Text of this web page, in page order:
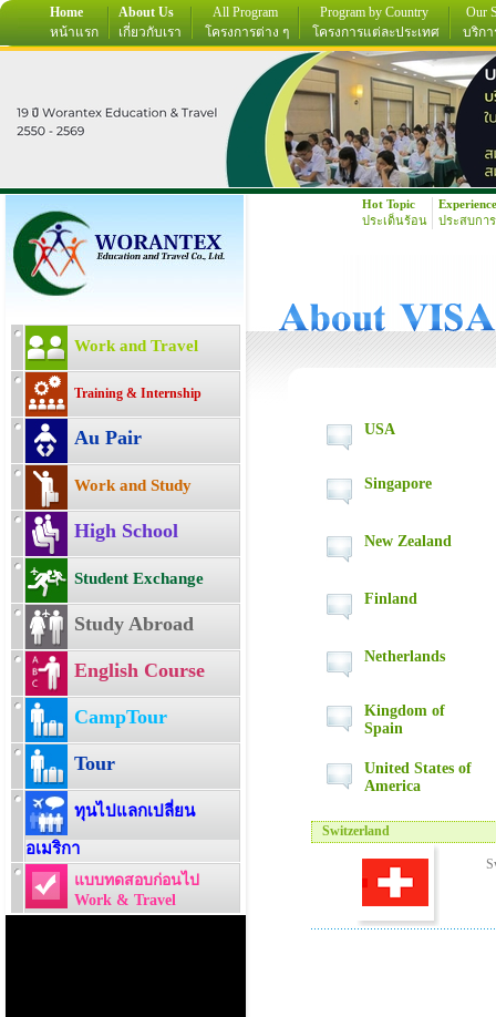
Home
หน้าแรก
About Us
เกี่ยวกับเรา
All Program
โครงการต่าง ๆ
Program by Country
โครงการแต่ละประเทศ
Our
บริกา
Work and Travel
Training & Internship
Au Pair
Work and Study
High School
Student Exchange
Study Abroad
English Course
CampTour
Tour
ทุนไปแลกเปลี่ยน
อเมริกา
แบบทดสอบก่อนไป
Work & Travel
Hot Topic
ประเด็นร้อน
Experience
ประสบกา
USA
Singapore
New Zealand
Finland
Netherlands
Kingdom of
Spain
United States of
America
Switzerland